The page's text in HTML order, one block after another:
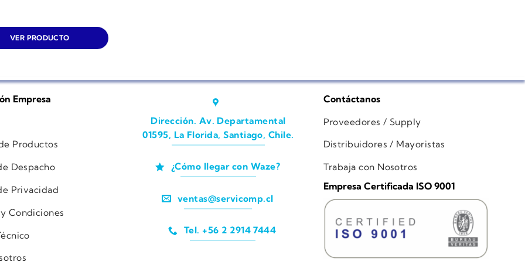
VER PRODUCTO
Empresa
Productos
Despacho
Privacidad
Condiciones
Dirección. Av. Departamental
01595, La Florida, Santiago, Chile.
¿Cómo llegar con Waze?
ventas@servicomp.cl
Tel. +56 2 2914 7444
Contáctanos
Proveedores / Supply
Distribuidores / Mayoristas
Trabaja con Nosotros
Empresa Certificada ISO 9001